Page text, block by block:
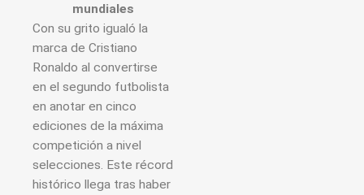
mundiales
Con su grito igualó la
marca de Cristiano
Ronaldo al convertirse
en el segundo futbolista
en anotar en cinco
ediciones de la máxima
competición a nivel
selecciones. Este récord
histórico llega tras haber